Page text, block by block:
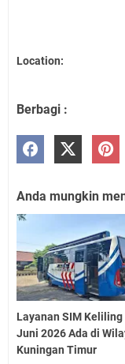
Location:
Berbagi :
Anda mungkin
Layanan SIM Keliling
Juni 2026 Ada di
Kuningan Timur